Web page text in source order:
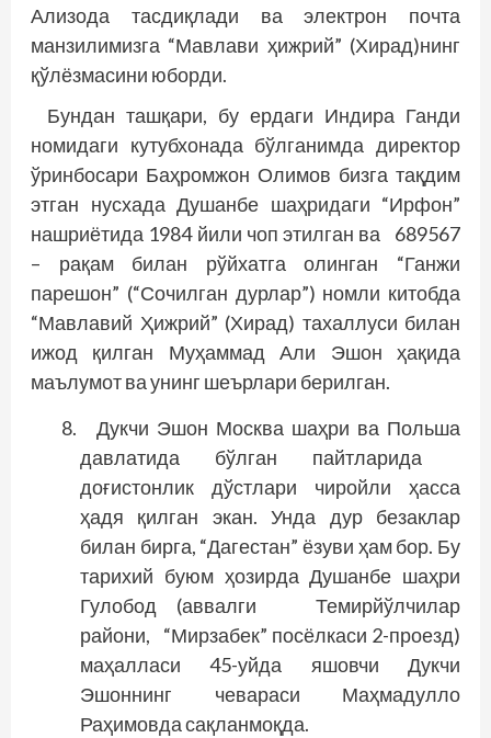
Ализода тасдиқлади ва электрон почта
манзилимизга “Мавлави ҳижрий” (Хирад)нинг
қўлёзмасини юборди.
Бундан ташқари, бу ердаги Индира Ганди
номидаги кутубхонада бўлганимда директор
ўринбосари Баҳромжон Олимов бизга тақдим
этган нусхада Душанбе шаҳридаги “Ирфон”
нашриётида 1984 йили чоп этилган ва 689567
– рақам билан рўйхатга олинган “Ганжи
парешон” (“Сочилган дурлар”) номли китобда
“Мавлавий Ҳижрий” (Хирад) тахаллуси билан
ижод қилган Муҳаммад Али Эшон ҳақида
маълумот ва унинг шеърлари берилган.
Дукчи Эшон Москва шаҳри ва Польша
давлатида бўлган пайтларида
доғистонлик дўстлари чиройли ҳасса
ҳадя қилган экан. Унда дур бе­заклар
билан бирга, “Дагестан” ёзуви ҳам бор. Бу
тарихий буюм ҳозирда Душанбе шаҳри
Гулобод (аввалги Темирйўлчилар
райони, “Мирзабек” пос­ёлкаси 2-проезд)
маҳалласи 45-уйда яшовчи Дукчи
Эшоннинг чевараси Маҳмадулло
Раҳимовда сақланмоқда.